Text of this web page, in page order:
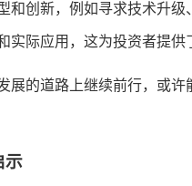
和创新，例如寻求技术升
际应用，这为投资者提供
展的道路上继续前行，或
示